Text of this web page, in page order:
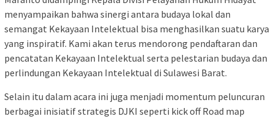
menyampaikan bahwa sinergi antara budaya lokal dan
semangat Kekayaan Intelektual bisa menghasilkan suatu karya
yang inspiratif. Kami akan terus mendorong pendaftaran dan
pencatatan Kekayaan Intelektual serta pelestarian budaya dan
perlindungan Kekayaan Intelektual di Sulawesi Barat.
Selain itu dalam acara ini juga menjadi momentum peluncuran
berbagai inisiatif strategis DJKI seperti kick off Road map